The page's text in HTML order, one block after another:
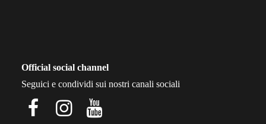
Official social channel
Seguici e condividi sui nostri canali sociali